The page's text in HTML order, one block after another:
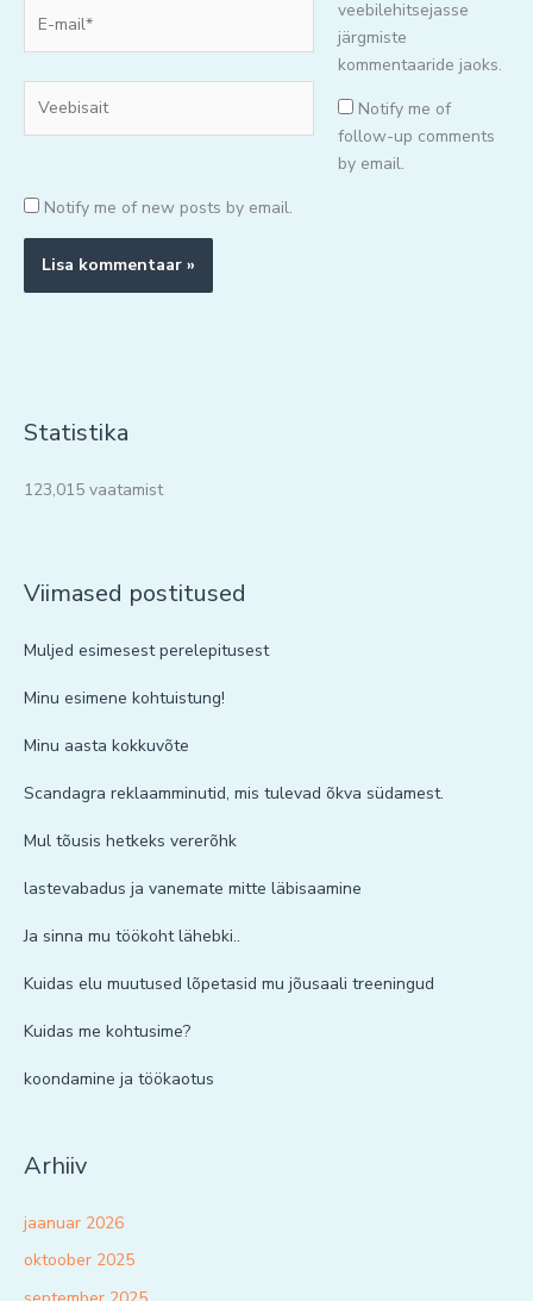
mail*
veebilehitsejasse
järgmiste
kommentaaride jaoks.
Notify me of
follow-up comments
by email.
Notify me of new posts by email.
Statistika
123,015 vaatamist
Viimased postitused
Muljed esimesest perelepitusest
Minu esimene kohtuistung!
Minu aasta kokkuvõte
Scandagra reklaamminutid, mis tulevad õkva südamest.
Mul tõusis hetkeks vererõhk
lastevabadus ja vanemate mitte läbisaamine
Ja sinna mu töökoht lähebki..
Kuidas elu muutused lõpetasid mu jõusaali treeningud
Kuidas me kohtusime?
koondamine ja töökaotus
Arhiiv
jaanuar 2026
oktoober 2025